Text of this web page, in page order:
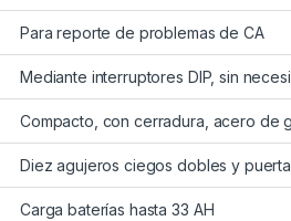
Para reporte de problemas de CA
Mediante interruptores DIP, sin
Compacto, con cerradura, acero de
Diez agujeros ciegos dobles y
Carga baterías hasta 33 AH